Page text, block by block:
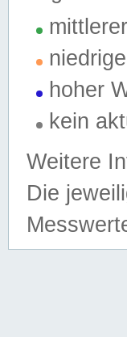
hoher
kein
Weitere
Die